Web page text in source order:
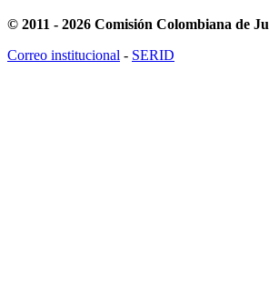
© 2011 - 2026 Comisión Colombiana de
Correo institucional - SERID